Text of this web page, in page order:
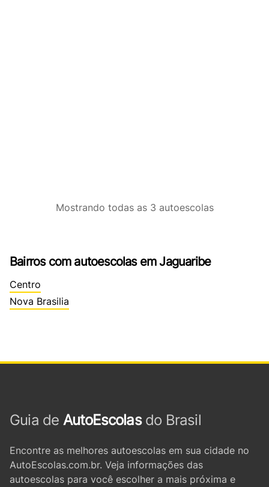
Bairros com autoescolas em Jaguaribe
Centro
Nova Brasilia
Mostrando todas as 3 autoescolas
Guia de AutoEscolasdo Brasil
Encontre as melhores autoescolas em sua cidade no
AutoEscolas.com.br. Veja informações das
autoescolas para você escolher a mais próxima e